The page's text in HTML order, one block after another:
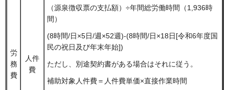
労
務
費
人件
費
（源泉徴収票の支払額）÷年間総労働時間（1,936時
間）
(8時間/日×5日/週×52週)-(8時間/日×18日[令和6年度国
民の祝日及び年末年始])
ただし、別途契約書がある場合はそれに従う。
補助対象人件費＝人件費単価×直接作業時間